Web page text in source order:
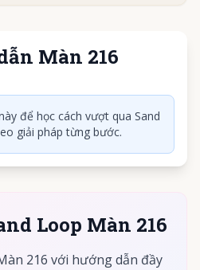
Màn 216
phát video
để học cách vượt qua Sand
giải pháp từng bước.
Loop Màn 216
216 với hướng dẫn đầy